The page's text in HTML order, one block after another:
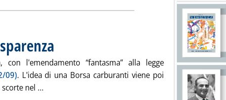
l'emendamento “fantasma” alla legge
09). L'idea di una Borsa carburanti viene poi
nel ... Leggi tutta la notizia: 'Borsa carburanti e